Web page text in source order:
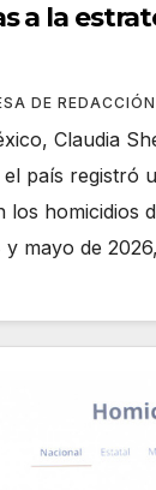
a la
DE REDACCIÓN
Claudia
país registró
homicidios
y mayo de